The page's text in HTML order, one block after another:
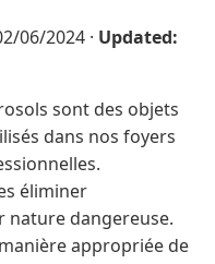
06/2024 · Updated:
sont des objets
dans nos foyers
éliminer
nature dangereuse.
appropriée de